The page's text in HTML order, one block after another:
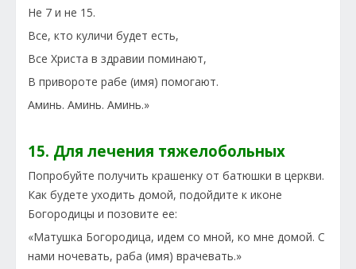
Не 7 и не 15.
Все, кто куличи будет есть,
Все Христа в здравии поминают,
В привороте рабе (имя) помогают.
Аминь. Аминь. Аминь.»
15. Для лечения тяжелобольных
Попробуйте получить крашенку от батюшки в церкви.
Как будете уходить домой, подойдите к иконе
Богородицы и позовите ее:
«Матушка Богородица, идем со мной, ко мне домой. С
нами ночевать, раба (имя) врачевать.»